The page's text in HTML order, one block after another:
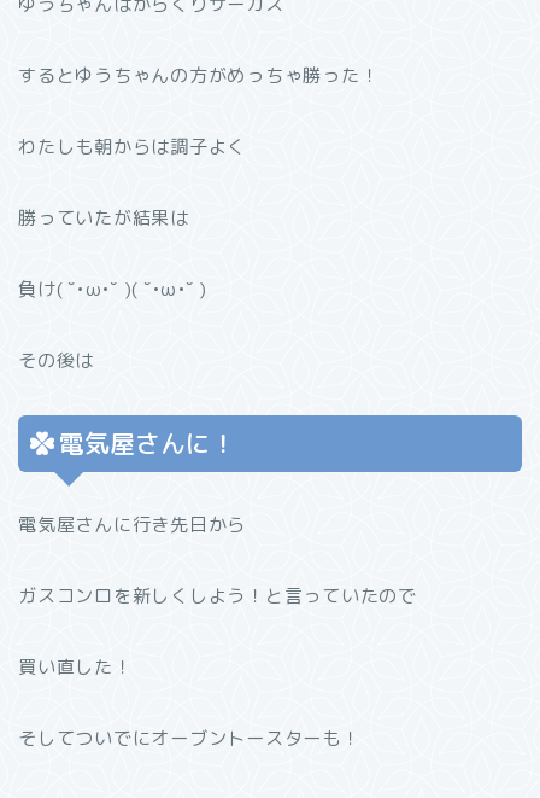
するとゆうちゃんの方がめっちゃ勝った！
わたしも朝からは調子よく
勝っていたが結果は
負け( ˘•ω•˘ )( ˘•ω•˘ )
その後は
電気屋さんに！
電気屋さんに行き先日から
ガスコンロを新しくしよう！と言っていたので
買い直した！
そしてついでにオーブントースターも！